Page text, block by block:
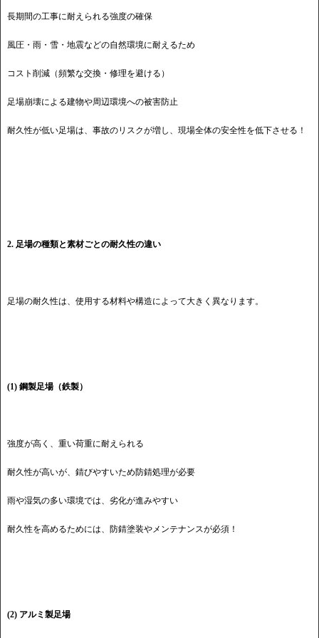
長期間の工事に耐えられる強度の確保
風圧・雨・雪・地震などの自然環境に耐えるため
コスト削減（頻繁な交換・修理を避ける）
足場崩壊による建物や周辺環境への被害防止
耐久性が低い足場は、事故のリスクが増し、現場全体の安全性を低下させる！
2. 足場の種類と素材ごとの耐久性の違い
足場の耐久性は、使用する材料や構造によって大きく異なります。
(1) 鋼製足場（鉄製）
強度が高く、重い荷重に耐えられる
耐久性が高いが、錆びやすいため防錆処理が必要
雨や湿気の多い環境では、劣化が進みやすい
耐久性を高めるためには、防錆塗装やメンテナンスが必須！
(2) アルミ製足場